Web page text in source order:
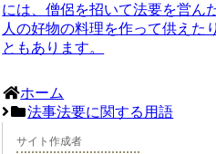
には、僧侶を招いて法要を営ん
人の好物の料理を作って供えた
ともあります。
ホーム
法事法要に関する用語
サイト作成者